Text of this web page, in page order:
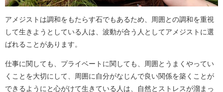
アメジストは調和をもたらす石でもあるため、周囲との調和を重視
して生きようとしている人は、波動が合う人としてアメジストに選
ばれることがあります。
仕事に関しても、プライベートに関しても、周囲とうまくやってい
くことを大切にして、周囲に自分がなじんで良い関係を築くことが
できるようにと心がけて生きている人は、自然とストレスが溜まっ